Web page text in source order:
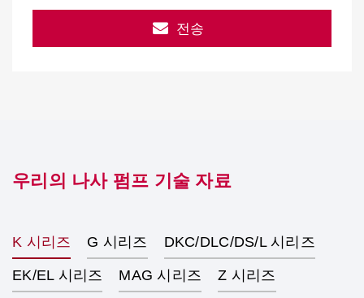
전송
우리의 나사 펌프 기술 자료
K 시리즈 G 시리즈 DKC/DLC/DS/L 시리즈
EK/EL 시리즈 MAG 시리즈 Z 시리즈